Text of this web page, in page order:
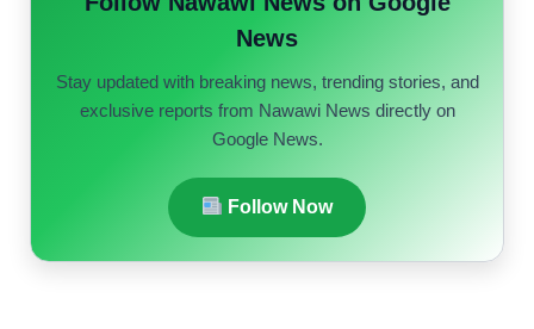
News
Stay updated with breaking news, trending stories, and
exclusive reports from Nawawi News directly on
Google News.
Follow Now